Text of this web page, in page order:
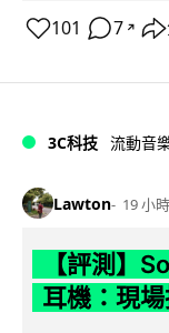
101 7 ↗
3C科技 流動音
Lawton 19 小時
【評測】
耳機：現